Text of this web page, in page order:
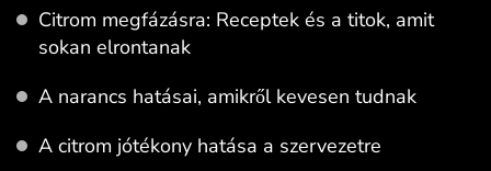
Citrom megfázásra: Receptek és a titok, amit
sokan elrontanak
A narancs hatásai, amikről kevesen tudnak
A citrom jótékony hatása a szervezetre